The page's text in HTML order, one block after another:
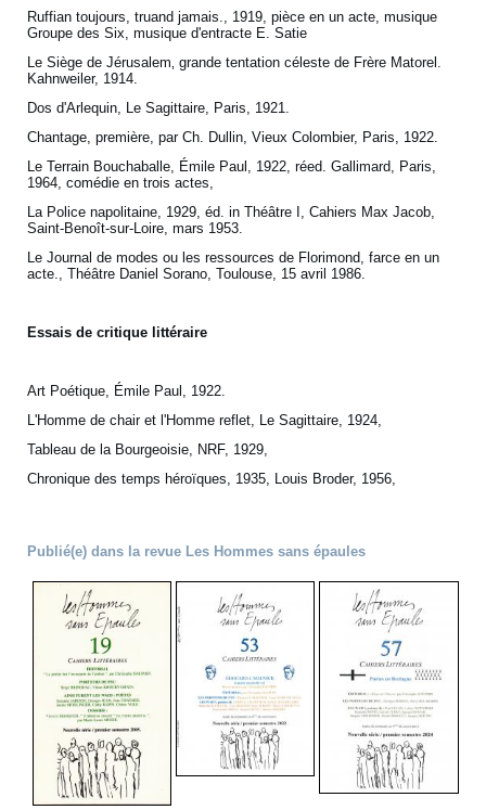
Ruffian toujours, truand jamais., 1919, pièce en un acte, musique
Groupe des Six, musique d'entracte E. Satie
Le Siège de Jérusalem‚ grande tentation céleste de Frère Matorel.
Kahnweiler, 1914.
Dos d'Arlequin, Le Sagittaire, Paris, 1921.
Chantage, première, par Ch. Dullin, Vieux Colombier, Paris, 1922.
Le Terrain Bouchaballe, Émile Paul, 1922, réed. Gallimard, Paris,
1964, comédie en trois actes,
La Police napolitaine, 1929, éd. in Théâtre I, Cahiers Max Jacob,
Saint-Benoît-sur-Loire, mars 1953.
Le Journal de modes ou les ressources de Florimond, farce en un
acte., Théâtre Daniel Sorano, Toulouse, 15 avril 1986.
Essais de critique littéraire
Art Poétique, Émile Paul, 1922.
L'Homme de chair et l'Homme reflet, Le Sagittaire, 1924,
Tableau de la Bourgeoisie, NRF, 1929,
Chronique des temps héroïques, 1935, Louis Broder, 1956,
Publié(e) dans la revue Les Hommes sans épaules